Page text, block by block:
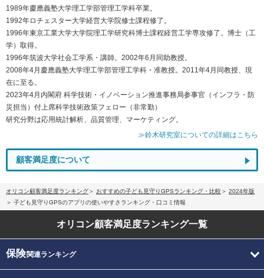
1989年慶應義塾大学理工学部管理工学科卒業。
1992年ロチェスター大学経営大学院修士課程修了。
1996年東京工業大学大学院理工学研究科博士課程経営工学専攻修了。博士（工
学）取得。
1996年筑波大学社会工学系・講師。2002年6月同助教授。
2008年4月慶應義塾大学理工学部管理工学科・准教授。2011年4月同教授、現
在に至る。
2023年4月内閣府 科学技術・イノベーション推進事務局参事官（インフラ・防
災担当）付上席科学技術政策フェロー（非常勤）
研究分野は応用統計解析、品質管理、マーケティング。
≫鈴木研究室についての詳細はこちら
顧客満足度について
オリコン顧客満足度ランキング おすすめの子ども見守りGPSランキング・比較
2024年版
子ども見守りGPSのアプリの使いやすさランキング・口コミ情報
オリコン顧客満足度ランキング一覧
保険関連ランキング